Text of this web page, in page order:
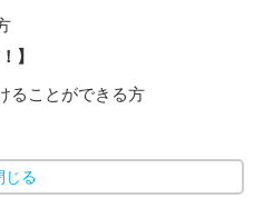
】
ることができる方
じる